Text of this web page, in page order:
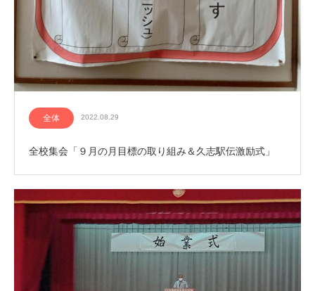
全体 2022.08.29
全校集会「９月の月目標の取り組み＆久志駅伝激励式」